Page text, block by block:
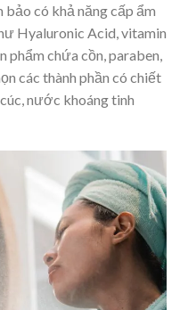
có khả năng cấp ẩm
Hyaluronic Acid, vitamin
phẩm chứa cồn, paraben,
các thành phần có chiết
nước khoáng tinh